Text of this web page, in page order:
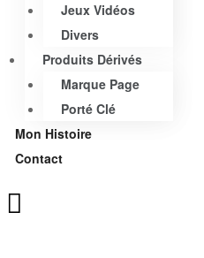
Jeux Vidéos
Divers
Produits Dérivés
Marque Page
Porté Clé
Mon Histoire
Contact